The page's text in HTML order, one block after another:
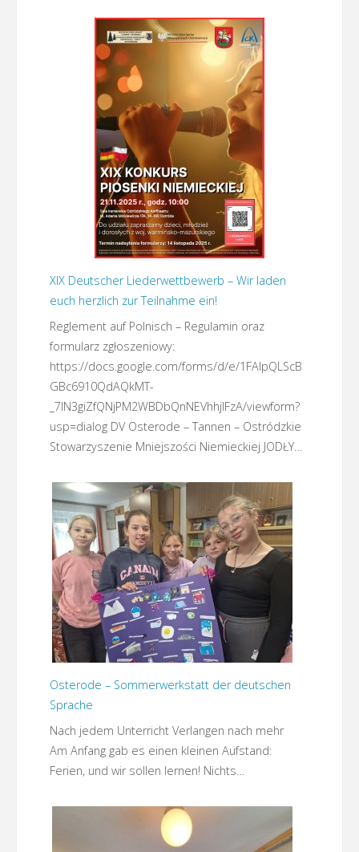
XIX Deutscher Liederwettbewerb – Wir laden
euch herzlich zur Teilnahme ein!
Reglement auf Polnisch – Regulamin oraz
formularz zgłoszeniowy:
https://docs.google.com/forms/d/e/1FAIpQLScB
GBc6910QdAQkMT-
_7lN3giZfQNjPM2WBDbQnNEVhhjlFzA/viewform?
usp=dialog DV Osterode – Tannen – Ostródzkie
Stowarzyszenie Mniejszości Niemieckiej JODŁY…
Osterode – Sommerwerkstatt der deutschen
Sprache
Nach jedem Unterricht Verlangen nach mehr
Am Anfang gab es einen kleinen Aufstand:
Ferien, und wir sollen lernen! Nichts…